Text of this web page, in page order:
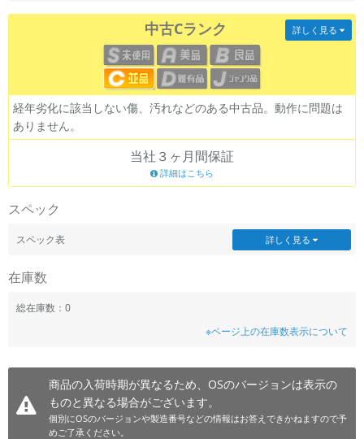
中古Cランク
経年劣化に該当しない傷、汚れなどのある中古品。動作に問題は
ありません。
詳しく見る
当社３ヶ月間保証
詳細はこちら
スペック
スペック表 詳しく見る
在庫数
総在庫数：0
※ページ上の在庫数表示について
商品の入荷時期が異なるため、OSのバージョンは表示の
ものと異なる場合がございます。
個別にOSのバージョンや製造番号などの情報はお答えできかねますので予
めご了承ください。
メモリ
モニタサイズ
価格
円
発売日
月 から